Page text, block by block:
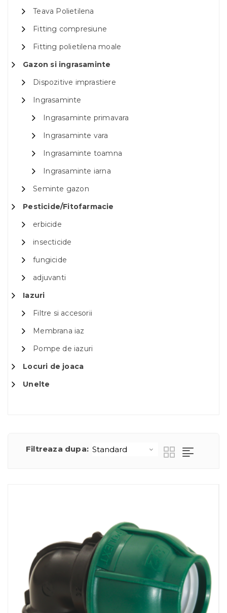
Teava Polietilena
Fitting compresiune
Fitting polietilena moale
Gazon si ingrasaminte
Dispozitive imprastiere
Ingrasaminte
Ingrasaminte primavara
Ingrasaminte vara
Ingrasaminte toamna
Ingrasaminte iarna
Seminte gazon
Pesticide/Fitofarmacie
erbicide
insecticide
fungicide
adjuvanti
Iazuri
Filtre si accesorii
Membrana iaz
Pompe de iazuri
Locuri de joaca
Unelte
Filtreaza dupa: